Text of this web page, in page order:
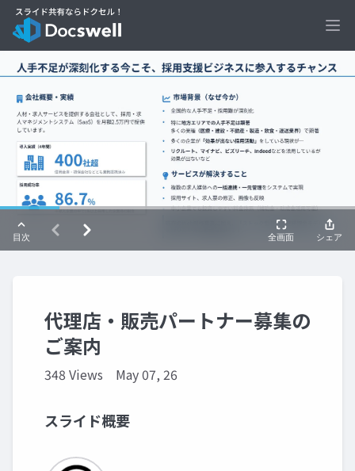
代理店・販売パートナー募集の
ご案内
348 Views May 07, 26
スライド概要